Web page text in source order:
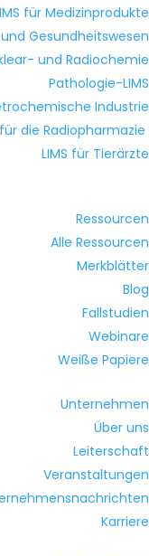
für Medizinprodukte
Gesundheitswesen
und Radiochemie
Pathologie-LIMS
Industrie
für die Radiopharmazie
LIMS für Tierärzte
Ressourcen
Alle Ressourcen
Merkblätter
Blog
Fallstudien
Webinare
Weiße Papiere
Unternehmen
Über uns
Leiterschaft
Veranstaltungen
Karriere